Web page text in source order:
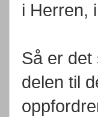
i Herren,
Så er det
delen til